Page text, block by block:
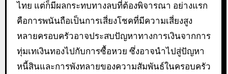
ไทย แต่ก็มีผลกระทบทางลบที่ต้องพิจารณา อย่างแรก
คือการพนันถือเป็นการเสี่ยงโชคที่มีความเสี่ยงสูง
หลายครอบครัวอาจประสบปัญหาทางการเงินจากการ
ทุ่มเทเงินทองไปกับการซื้อหวย ซึ่งอาจนำไปสู่ปัญหา
หนี้สินและการพังทลายของความสัมพันธ์ในครอบครัว